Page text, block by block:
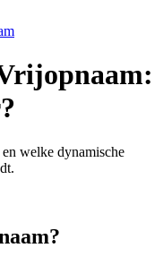
welke dynamische